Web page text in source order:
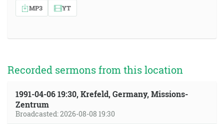
MP3 YT
Recorded sermons from this location
1991-04-06 19:30, Krefeld, Germany, Missions-
Zentrum
Broadcasted: 2026-08-08 19:30